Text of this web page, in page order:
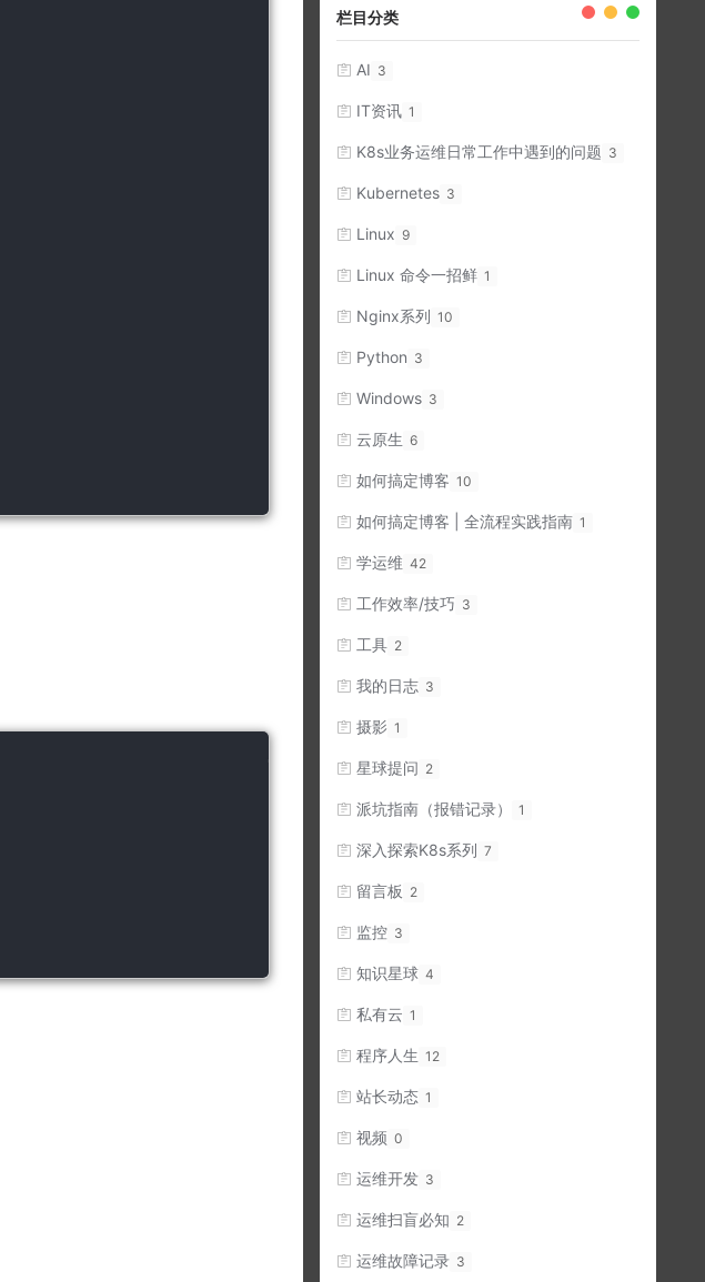
栏目分类
AI 3
IT资讯 1
K8s业务运维日常工作中遇到的问题 3
Kubernetes 3
Linux 9
Linux 命令一招鲜 1
Nginx系列 10
Python 3
Windows 3
云原生 6
如何搞定博客 10
如何搞定博客 | 全流程实践指南 1
学运维 42
工作效率/技巧 3
工具 2
我的日志 3
摄影 1
星球提问 2
派坑指南（报错记录） 1
深入探索K8s系列 7
留言板 2
监控 3
知识星球 4
私有云 1
程序人生 12
站长动态 1
视频 0
运维开发 3
运维扫盲必知 2
运维故障记录 3